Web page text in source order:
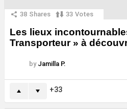
38 Shares 33 Votes
Les lieux
Transporteur » à
by Jamilla P.
33